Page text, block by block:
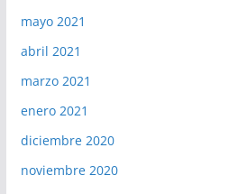
mayo 2021
abril 2021
marzo 2021
enero 2021
diciembre 2020
noviembre 2020